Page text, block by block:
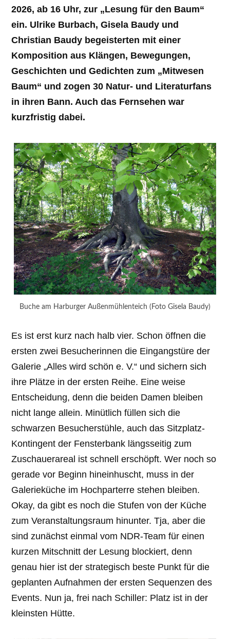
2026, ab 16 Uhr, zur „Lesung für den Baum“
ein. Ulrike Burbach, Gisela Baudy und
Christian Baudy begeisterten mit einer
Komposition aus Klängen, Bewegungen,
Geschichten und Gedichten zum „Mitwesen
Baum“ und zogen 30 Natur- und Literaturfans
in ihren Bann. Auch das Fernsehen war
kurzfristig dabei.
Buche am Harburger Außenmühlenteich (Foto Gisela Baudy)
Es ist erst kurz nach halb vier. Schon öffnen die
ersten zwei Besucherinnen die Eingangstüre der
Galerie „Alles wird schön e. V.“ und sichern sich
ihre Plätze in der ersten Reihe. Eine weise
Entscheidung, denn die beiden Damen bleiben
nicht lange allein. Minütlich füllen sich die
schwarzen Besucherstühle, auch das Sitzplatz-
Kontingent der Fensterbank längsseitig zum
Zuschauerareal ist schnell erschöpft. Wer noch so
gerade vor Beginn hineinhuscht, muss in der
Galerieküche im Hochparterre stehen bleiben.
Okay, da gibt es noch die Stufen von der Küche
zum Veranstaltungsraum hinunter. Tja, aber die
sind zunächst einmal vom NDR-Team für einen
kurzen Mitschnitt der Lesung blockiert, denn
genau hier ist der strategisch beste Punkt für die
geplanten Aufnahmen der ersten Sequenzen des
Events. Nun ja, frei nach Schiller: Platz ist in der
kleinsten Hütte.